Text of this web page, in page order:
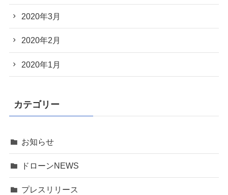
2020年3月
2020年2月
2020年1月
カテゴリー
お知らせ
ドローンNEWS
プレスリリース